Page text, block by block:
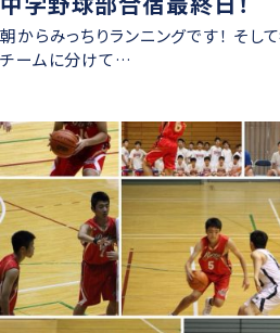
朝からみっちりランニングです！ そし
チームに分けて…